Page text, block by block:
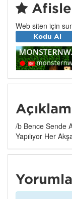
Web siten için
Kodu Al
/b Bence Sende
Yapılıyor Her